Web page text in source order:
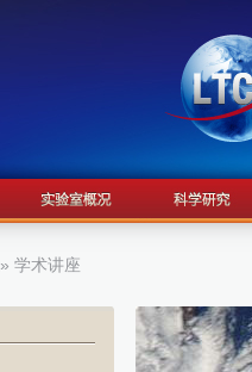
» 学术讲座